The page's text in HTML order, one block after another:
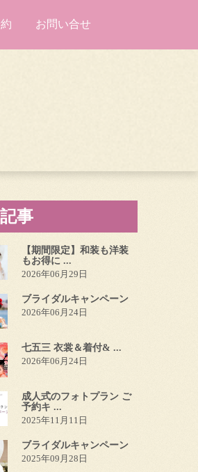
お問い合せ
事
【期間限定】和装も洋装
もお得に ...
2026年06月29日
ブライダルキャンペーン
2026年06月24日
七五三 衣裳＆着付& ...
2026年06月24日
成人式のフォトプラン ご
予約キ ...
2025年11月11日
ブライダルキャンペーン
2025年09月28日